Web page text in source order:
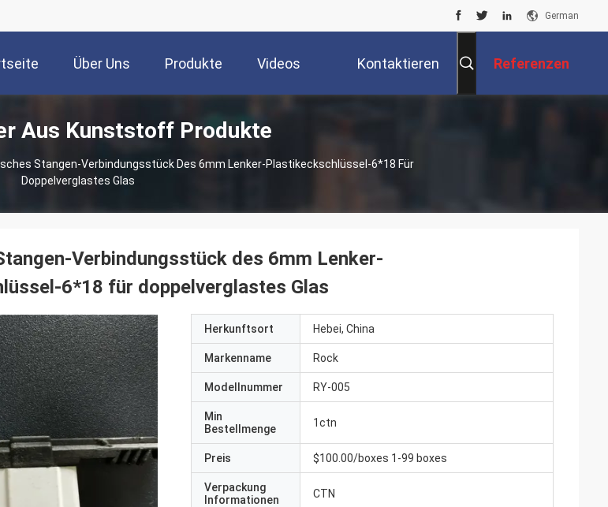
German
Über Uns Produkte Videos Kontaktieren Referenzen
Aus Kunststoff Produkte
Stangen-Verbindungsstück Des 6mm Lenker-Plastikeckschlüssel-6*18 Für
Doppelverglastes Glas
Verbindungsstück des 6mm Lenker-
6*18 für doppelverglastes Glas
Herkunftsort Hebei, China
Markenname Rock
Modellnummer RY-005
Min
Bestellmenge
1ctn
Preis $100.00/boxes 1-99 boxes
Verpackung
Informationen
CTN